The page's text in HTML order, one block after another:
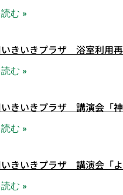
む »
きいきプラザ 浴室利用
む »
きいきプラザ 講演会「
む »
きいきプラザ 講演会「
む »